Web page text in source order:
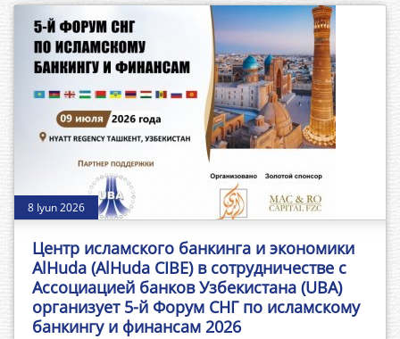
8 Iyun 2026
Центр исламского банкинга и экономики
AlHuda (AlHuda CIBE) в сотрудничестве с
Ассоциацией банков Узбекистана (UBA)
организует 5-й Форум СНГ по исламскому
банкингу и финансам 2026